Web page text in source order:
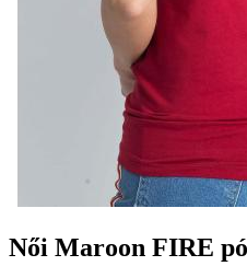
Női Maroon FIRE